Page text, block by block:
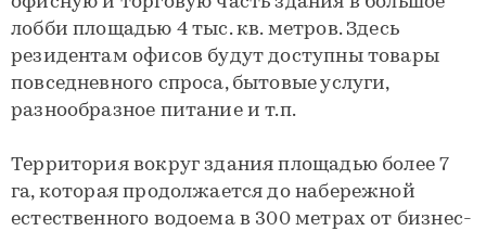
лобби площадью 4 тыс. кв. метров. Здесь
резидентам офисов будут доступны товары
повседневного спроса, бытовые услуги,
разнообразное питание и т.п.
Территория вокруг здания площадью более 7
га, которая продолжается до набережной
естественного водоема в 300 метрах от бизнес-